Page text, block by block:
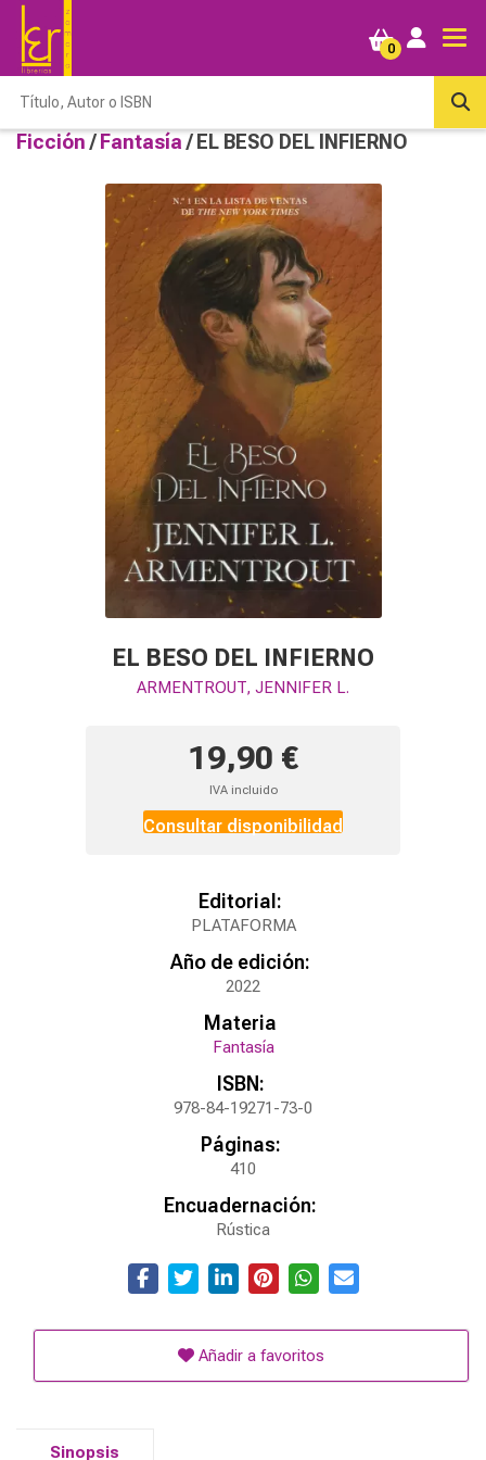
0
Ficción / Fantasía / EL BESO DEL INFIERNO
EL BESO DEL INFIERNO
ARMENTROUT, JENNIFER L.
19,90 €
IVA incluido
Consultar disponibilidad
Editorial:
PLATAFORMA
Año de edición:
2022
Materia
Fantasía
ISBN:
978-84-19271-73-0
Páginas:
410
Encuadernación:
Rústica
Añadir a favoritos
Sinopsis